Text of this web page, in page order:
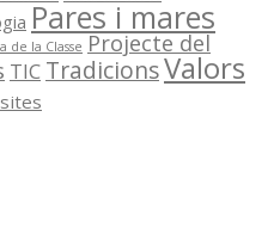
Pares i mares
de la Classe Projecte del
TIC TradicionsValors